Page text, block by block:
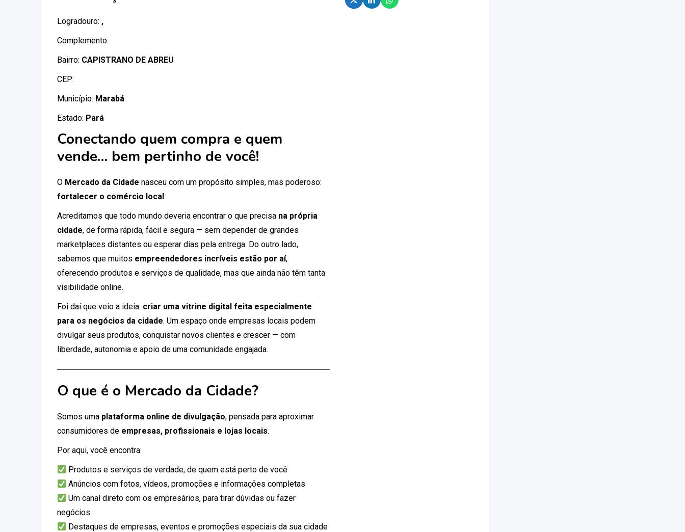
Logradouro: ,
Complemento:
Bairro: CAPISTRANO DE ABREU
CEP:
Município: Marabá
Estado: Pará
Conectando quem compra e quem
vende… bem pertinho de você!
O Mercado da Cidade nasceu com um propósito simples, mas poderoso:
fortalecer o comércio local.
Acreditamos que todo mundo deveria encontrar o que precisa na própria
cidade, de forma rápida, fácil e segura — sem depender de grandes
marketplaces distantes ou esperar dias pela entrega. Do outro lado,
sabemos que muitos empreendedores incríveis estão por aí,
oferecendo produtos e serviços de qualidade, mas que ainda não têm tanta
visibilidade online.
Foi daí que veio a ideia: criar uma vitrine digital feita especialmente
para os negócios da cidade. Um espaço onde empresas locais podem
divulgar seus produtos, conquistar novos clientes e crescer — com
liberdade, autonomia e apoio de uma comunidade engajada.
O que é o Mercado da Cidade?
Somos uma plataforma online de divulgação, pensada para aproximar
consumidores de empresas, profissionais e lojas locais.
Por aqui, você encontra:
Produtos e serviços de verdade, de quem está perto de você
Anúncios com fotos, vídeos, promoções e informações completas
Um canal direto com os empresários, para tirar dúvidas ou fazer
negócios
Destaques de empresas, eventos e promoções especiais da sua cidade